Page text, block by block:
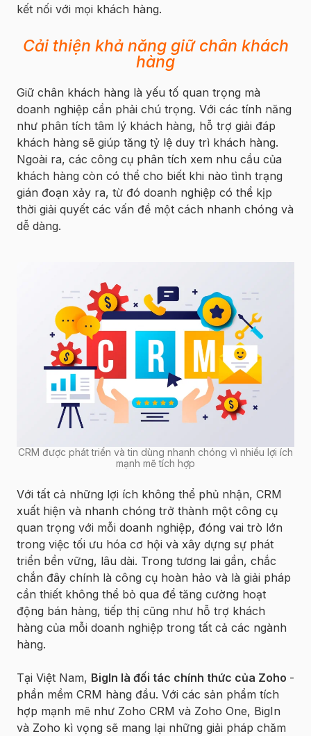
kết nối với mọi khách hàng.
Cải thiện khả năng giữ chân khách
hàng
Giữ chân khách hàng là yếu tố quan trọng mà
doanh nghiệp cần phải chú trọng. Với các tính năng
như phân tích tâm lý khách hàng, hỗ trợ giải đáp
khách hàng sẽ giúp tăng tỷ lệ duy trì khách hàng.
Ngoài ra, các công cụ phân tích xem nhu cầu của
khách hàng còn có thể cho biết khi nào tình trạng
gián đoạn xảy ra, từ đó doanh nghiệp có thể kịp
thời giải quyết các vấn đề một cách nhanh chóng và
dễ dàng.
CRM được phát triển và tin dùng nhanh chóng vì nhiều lợi ích
mạnh mẽ tích hợp
Với tất cả những lợi ích không thể phủ nhận, CRM
xuất hiện và nhanh chóng trở thành một công cụ
quan trọng với mỗi doanh nghiệp, đóng vai trò lớn
trong việc tối ưu hóa cơ hội và xây dựng sự phát
triển bền vững, lâu dài. Trong tương lai gần, chắc
chắn đây chính là công cụ hoàn hảo và là giải pháp
cần thiết không thể bỏ qua để tăng cường hoạt
động bán hàng, tiếp thị cũng như hỗ trợ khách
hàng của mỗi doanh nghiệp trong tất cả các ngành
hàng.
Tại Việt Nam, BigIn là đối tác chính thức của Zoho -
phần mềm CRM hàng đầu. Với các sản phẩm tích
hợp mạnh mẽ như Zoho CRM và Zoho One, BigIn
và Zoho kì vọng sẽ mang lại những giải pháp chăm